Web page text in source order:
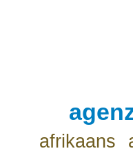
afrikaans